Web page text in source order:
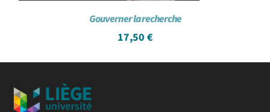
Gouverner la recherche
17,50 €